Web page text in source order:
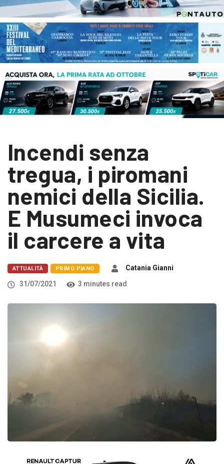
Incendi senza
tregua, i piromani
nemici della Sicilia.
E Musumeci invoca
il carcere a vita
ATTUALITÀ PRIMO PIANO
Catania Gianni
31/07/2021
3 minutes read